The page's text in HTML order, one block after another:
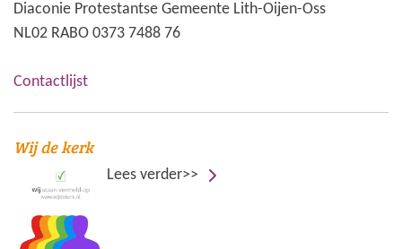
Diaconie Protestantse Gemeente Lith-Oijen-Oss
NL02 RABO 0373 7488 76
Contactlijst
Wij de kerk
Lees verder>>